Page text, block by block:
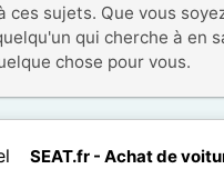
ces sujets. Que vous
qui cherche à en
chose pour vous.
SEAT.fr - Achat de